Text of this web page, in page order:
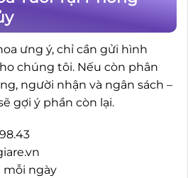
ưng ý, chỉ cần gửi hình
chúng tôi. Nếu còn phân
người nhận và ngân sách –
gợi ý phần còn lại.
mỗi ngày